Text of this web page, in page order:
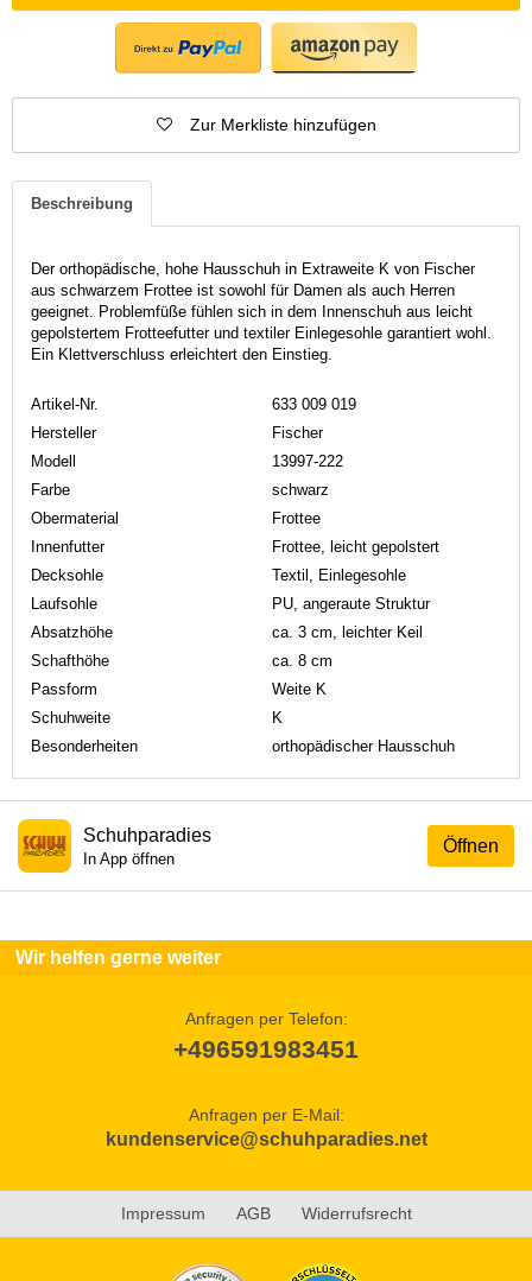
Zur Merkliste hinzufügen
Beschreibung
Der orthopädische, hohe Hausschuh in Extraweite K von Fischer
aus schwarzem Frottee ist sowohl für Damen als auch Herren
geeignet. Problemfüße fühlen sich in dem Innenschuh aus leicht
gepolstertem Frotteefutter und textiler Einlegesohle garantiert wohl.
Ein Klettverschluss erleichtert den Einstieg.
Artikel-Nr.
633 009 019
Hersteller
Fischer
Modell
13997-222
Farbe
schwarz
Obermaterial
Frottee
Innenfutter
Frottee, leicht gepolstert
Decksohle
Textil, Einlegesohle
Laufsohle
PU, angeraute Struktur
Absatzhöhe
ca. 3 cm, leichter Keil
Schafthöhe
ca. 8 cm
Passform
Weite K
Schuhweite
K
Besonderheiten
orthopädischer Hausschuh
Öffnen
Schuhparadies
In App öffnen
Wir helfen gerne weiter
Anfragen per Telefon:
+496591983451
Anfragen per E-Mail:
kundenservice@schuhparadies.net
Impressum AGB Widerrufsrecht